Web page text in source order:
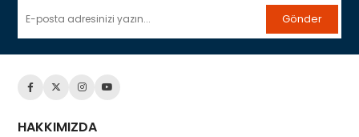
Gönder
HAKKIMIZDA